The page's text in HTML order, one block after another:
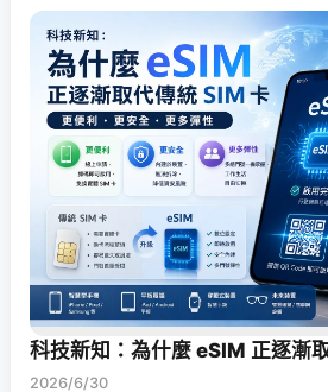
科技新知：為什麼 eSIM 正逐漸
2026/6/30